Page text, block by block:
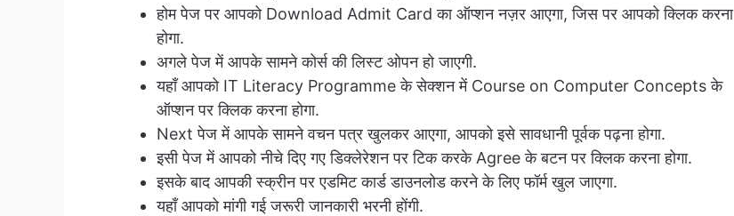
होम पेज पर आपको Download Admit Card का ऑप्शन नज़र आएगा, जिस पर आपको क्लिक करना
होगा.
अगले पेज में आपके सामने कोर्स की लिस्ट ओपन हो जाएगी.
यहाँ आपको IT Literacy Programme के सेक्शन में Course on Computer Concepts के
ऑप्शन पर क्लिक करना होगा.
Next पेज में आपके सामने वचन पत्र खुलकर आएगा, आपको इसे सावधानी पूर्वक पढ़ना होगा.
इसी पेज में आपको नीचे दिए गए डिक्लेरेशन पर टिक करके Agree के बटन पर क्लिक करना होगा.
इसके बाद आपकी स्क्रीन पर एडमिट कार्ड डाउनलोड करने के लिए फॉर्म खुल जाएगा.
यहाँ आपको मांगी गई जरूरी जानकारी भरनी होंगी.